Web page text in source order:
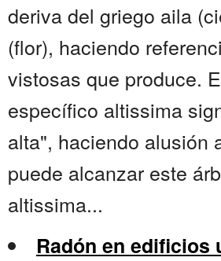
deriva del griego aila
(flor), haciendo
vistosas que produce.
específico altissima
alta", haciendo alusión
puede alcanzar este
altissima...
Radón en edificios